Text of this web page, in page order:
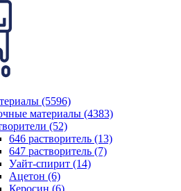
(5596)
материалы (4383)
(52)
646 растворитель (13)
647 растворитель (7)
Уайт-спирит (14)
Ацетон (6)
Керосин (6)